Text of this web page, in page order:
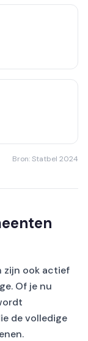
Bron: Statbel 2024
zijn ook actief
Of je nu
de volledige